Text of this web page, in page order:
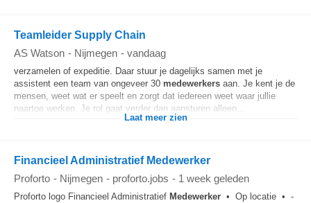
Teamleider Supply Chain
AS Watson - Nijmegen - vandaag
verzamelen of expeditie. Daar stuur je dagelijks samen met je
assistent een team van ongeveer 30 medewerkers aan. Je kent je de
mensen, weet wat er speelt en zorgt dat iedereen weet waar jullie
naartoe werken. Je rol gaat verder dan aansturen alleen...
Laat meer zien
Financieel Administratief Medewerker
Proforto - Nijmegen - proforto.jobs - 1 week geleden
Proforto logo Financieel Administratief Medewerker • Op locatie • -